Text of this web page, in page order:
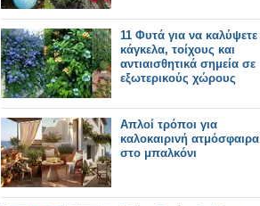
11 Φυτά για να καλύψετε
κάγκελα, τοίχους και
αντιαισθητικά σημεία σε
εξωτερικούς χώρους
Απλοί τρόποι για
καλοκαιρινή ατμόσφαιρα
στο μπαλκόνι